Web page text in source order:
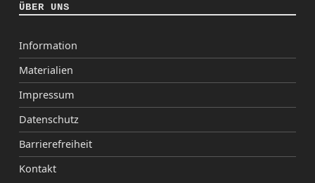
ÜBER UNS
Information
Materialien
Impressum
Datenschutz
Barrierefreiheit
Kontakt